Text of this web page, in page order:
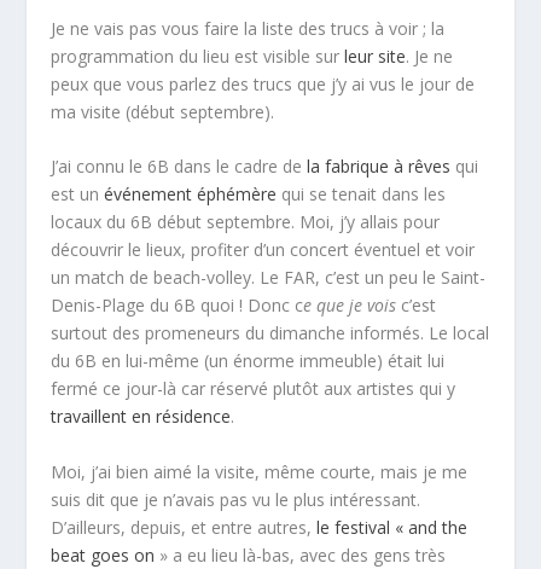
Je ne vais pas vous faire la liste des trucs à voir ; la
programmation du lieu est visible surleur site. Je ne
peux que vous parlez des trucs que j’y ai vus le jour de
ma visite (début septembre).
J’ai connu le 6B dans le cadre dela fabrique à rêves qui
est unévénement éphémère qui se tenait dans les
locaux du 6B début septembre. Moi, j’y allais pour
découvrir le lieux, profiter d’un concert éventuel et voir
un match de beach-volley. Le FAR, c’est un peu le Saint-
Denis-Plage du 6B quoi ! Donc ce que je vois c’est
surtout des promeneurs du dimanche informés. Le local
du 6B en lui-même (un énorme immeuble) était lui
fermé ce jour-là car réservé plutôt aux artistes qui y
travaillent en résidence.
Moi, j’ai bien aimé la visite, même courte, mais je me
suis dit que je n’avais pas vu le plus intéressant.
D’ailleurs, depuis, et entre autres,le festival « and the
beat goes on » a eu lieu là-bas, avec des gens très